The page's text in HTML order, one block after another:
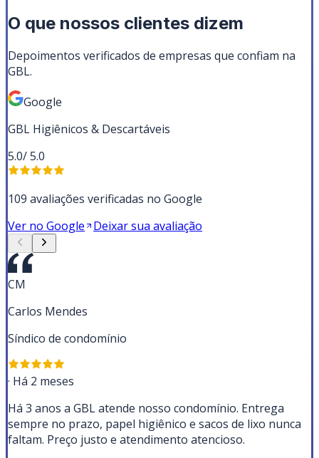
O que nossos clientes dizem
Depoimentos verificados de empresas que confiam na
GBL.
Google
GBL Higiênicos & Descartáveis
5.0/ 5.0
109 avaliações verificadas no Google
Ver no Google
Deixar sua avaliação
CM
Carlos Mendes
Síndico de condomínio
· Há 2 meses
Há 3 anos a GBL atende nosso condomínio. Entrega
sempre no prazo, papel higiênico e sacos de lixo nunca
faltam. Preço justo e atendimento atencioso.